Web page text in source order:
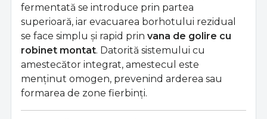
fermentată se introduce prin partea
superioară, iar evacuarea borhotului rezidual
se face simplu și rapid prin vana de golire cu
robinet montat. Datorită sistemului cu
amestecător integrat, amestecul este
menținut omogen, prevenind arderea sau
formarea de zone fierbinți.